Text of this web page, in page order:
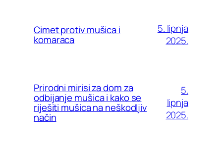
Cimet protiv mušica i
komaraca
5. lipnja
2025.
Prirodni mirisi za dom za
odbijanje mušica i kako se
riješiti mušica na neškodljiv
način
5.
lipnja
2025.